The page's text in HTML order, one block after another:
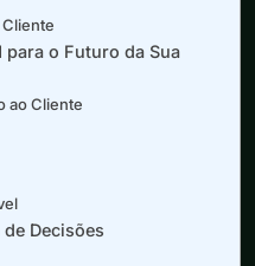
para o Futuro da Sua
ao Cliente
Decisões